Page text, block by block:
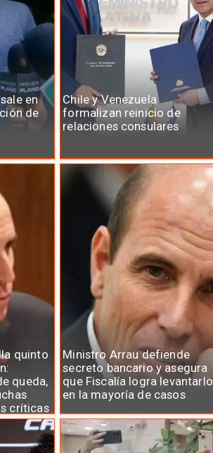
en
de
Chile y Venezuela
formalizan reinicio de
relaciones consulares
quinto
queda,
críticas
Ministro Arrau defiende
secreto bancario y asegura
que Fiscalía logra levantarlo
en la mayoría de casos